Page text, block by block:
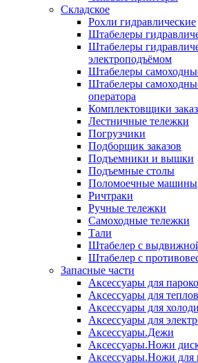
Складское
Рохли гидравлические
Штабелеры
Штабелеры
электроподъёмом
Штабелеры
Штабелеры
оператора
Комплектовщики
Лестничные тележки
Погрузчики
Подборщик заказов
Подъемники и вышки
Подъемные столы
Поломоечные машины
Ричтраки
Ручные тележки
Самоходные тележки
Тали
Штабелер с
Штабелер с
Запасные части
Аксессуары для
Аксессуары для
Аксессуары для
Аксессуары для
Аксессуары.Дежи
Аксессуары.Ножи
Аксессуары.Ножи для